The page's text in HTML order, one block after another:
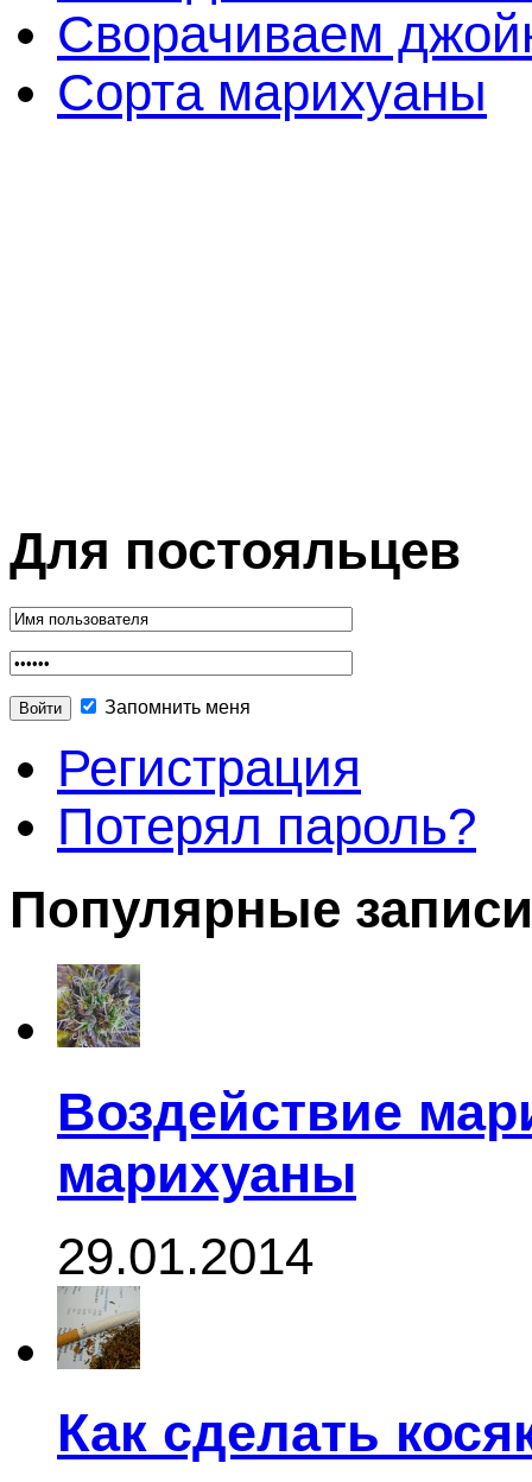
Сворачиваем
Сорта марихуаны
Для постояльцев
Запомнить меня
Регистрация
Потерял пароль?
Популярные записи
Воздействие
марихуаны
29.01.2014
Как сделать